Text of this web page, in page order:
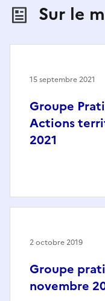
Sur le
Groupe
Actions
2021
15 septembre 2021
Groupe
novembre
2 octobre 2019